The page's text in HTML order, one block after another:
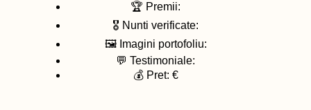
🏆 Premii:
🎖️ Nunti verificate:
🖼️ Imagini portofoliu:
💬 Testimoniale:
💰 Pret: €